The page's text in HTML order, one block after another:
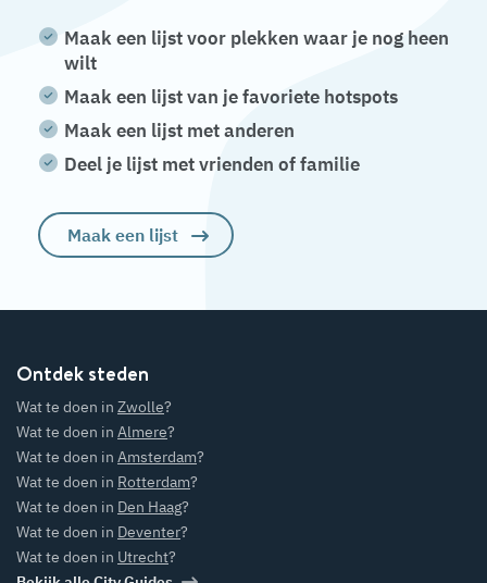
Maak een lijst voor plekken waar je nog heen
wilt
Maak een lijst van je favoriete hotspots
Maak een lijst met anderen
Deel je lijst met vrienden of familie
Maak een lijst
Ontdek steden
Wat te doen in Zwolle?
Wat te doen in Almere?
Wat te doen in Amsterdam?
Wat te doen in Rotterdam?
Wat te doen in Den Haag?
Wat te doen in Deventer?
Wat te doen in Utrecht?